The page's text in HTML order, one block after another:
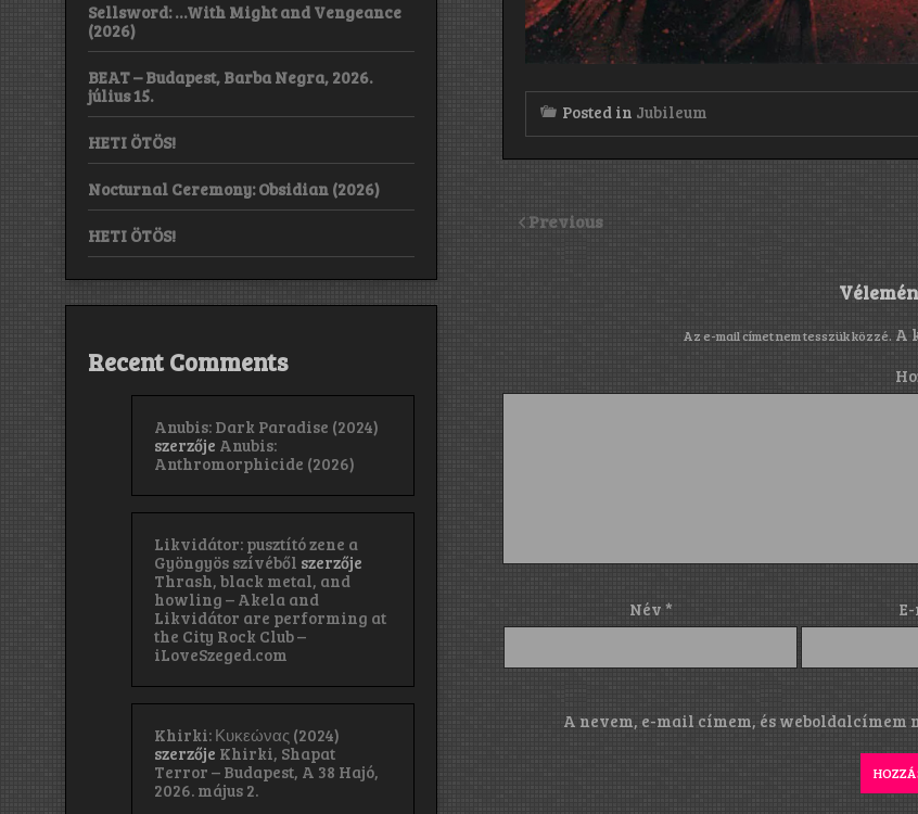
Posted in Jubileum
Previous
Az e-mail címet nem tesszük közzé. A
Név *
A nevem, e-mail címem, és weboldalcímem
Sellsword: …With Might and Vengeance
(2026)
BEAT – Budapest, Barba Negra, 2026.
július 15.
HETI ÖTÖS!
Nocturnal Ceremony: Obsidian (2026)
HETI ÖTÖS!
Recent Comments
Anubis: Dark Paradise (2024)
szerzője Anubis:
Anthromorphicide (2026)
Likvidátor: pusztító zene a
Gyöngyös szívéből szerzője
Thrash, black metal, and
howling – Akela and
Likvidátor are performing at
the City Rock Club –
iLoveSzeged.com
Khirki: Κ​υ​κ​ε​ώ​ν​α​ς (2024)
szerzője Khirki, Shapat
Terror – Budapest, A 38 Hajó,
2026. május 2.